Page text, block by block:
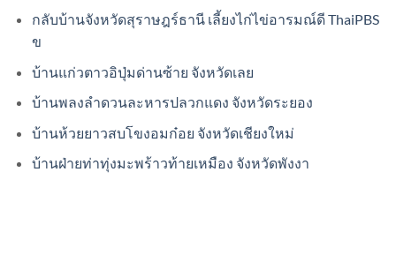
กลับบ้านจังหวัดสุราษฎร์ธานี เลี้ยงไก่ไข่อารมณ์ดี ThaiPBS
ข
บ้านแก่วตาวอิปุ่มด่านซ้าย จังหวัดเลย
บ้านพลงลำดวนละหารปลวกแดง จังหวัดระยอง
บ้านห้วยยาวสบโขงอมก๋อย จังหวัดเชียงใหม่
บ้านฝ่ายท่าทุ่งมะพร้าวท้ายเหมือง จังหวัดพังงา